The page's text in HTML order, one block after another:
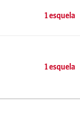
1 esquela
1 esquela